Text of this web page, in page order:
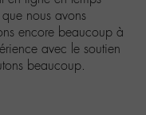
nous avons
encore beaucoup à
avec le soutien
beaucoup.